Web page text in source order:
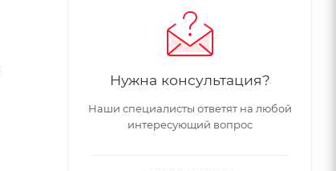
Нужна консультация?
Наши специалисты ответят на любой
интересующий вопрос